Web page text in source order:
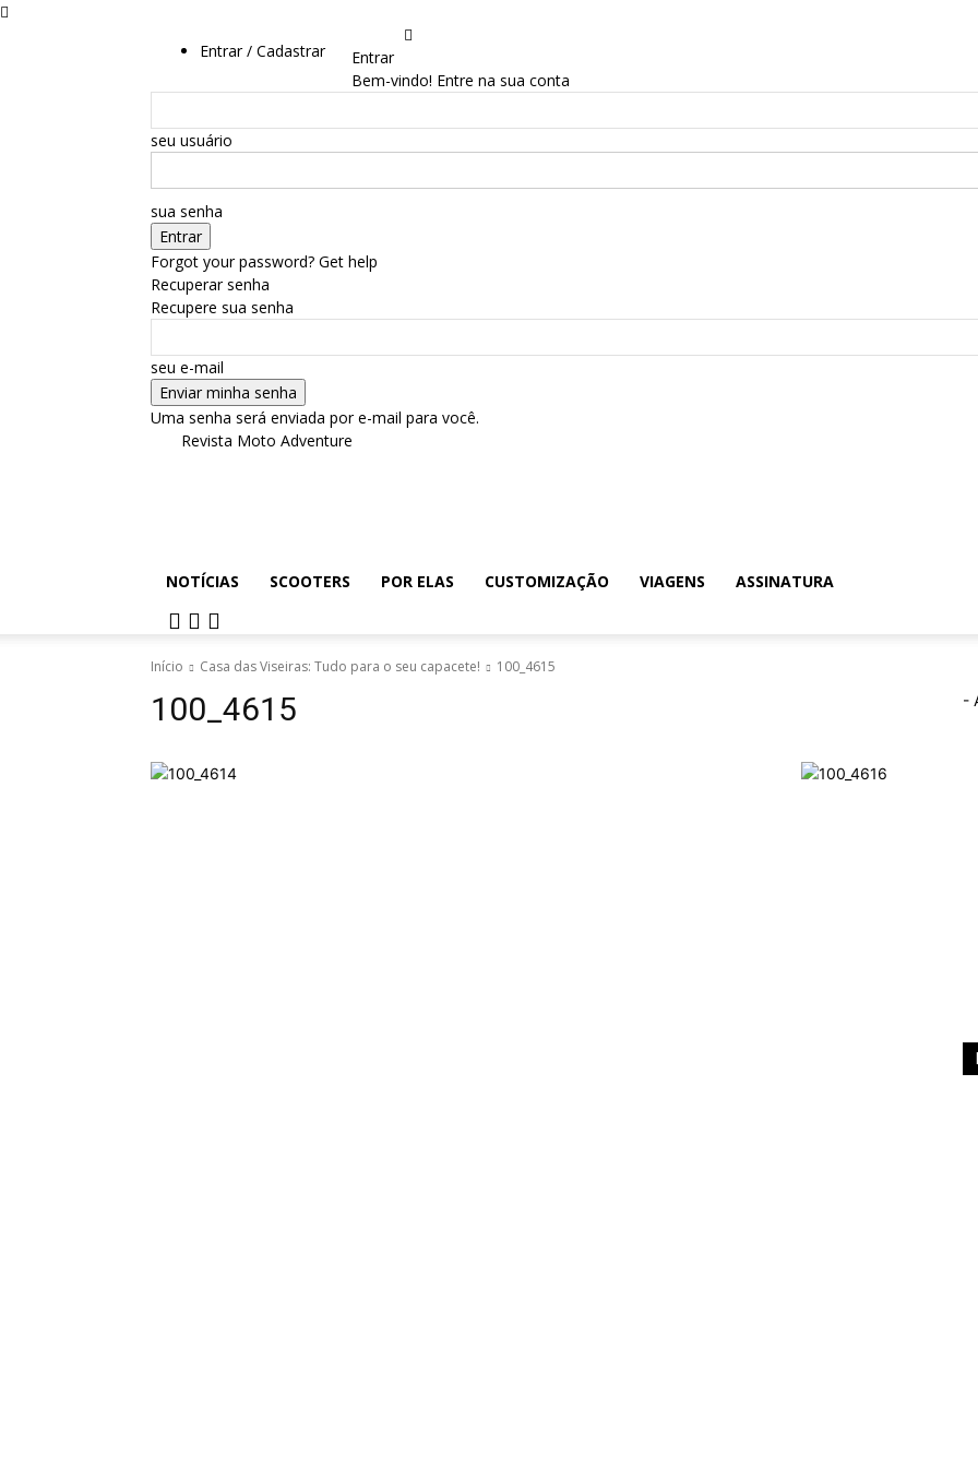
Entrar / Cadastrar
Entrar
Bem-vindo! Entre na sua conta
seu usuário
sua senha
Forgot your password? Get help
Recuperar senha
Recupere sua senha
seu e-mail
Uma senha será enviada por e-mail para você.
Revista Moto Adventure
NOTÍCIAS SCOOTERS POR ELAS CUSTOMIZAÇÃO VIAGENS ASSINATURA
Início Casa das Viseiras: Tudo para o seu capacete! 100_4615
100_4615 -